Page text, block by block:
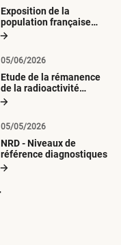
Exposition de la
population française
métropolitaine aux
atmosphériques
radioactives depuis 1945
Etude de la rémanence
de la radioactivité
d’origine artificielle
05/06/2026
NRD - Niveaux de
référence diagnostiques
05/05/2026